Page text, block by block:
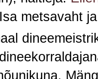
metsavaht